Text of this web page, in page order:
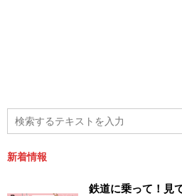
新着情報
鉄道に乗って！見